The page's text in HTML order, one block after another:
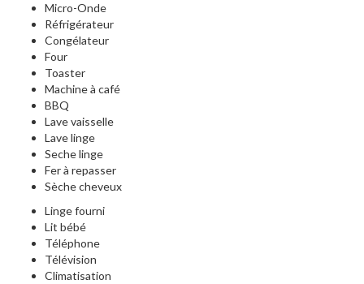
Micro-Onde
Réfrigérateur
Congélateur
Four
Toaster
Machine à café
BBQ
Lave vaisselle
Lave linge
Seche linge
Fer à repasser
Sèche cheveux
Linge fourni
Lit bébé
Téléphone
Télévision
Climatisation